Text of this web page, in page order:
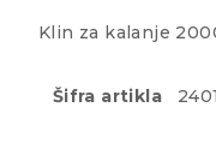
Klin za kalanje
Šifra artikla